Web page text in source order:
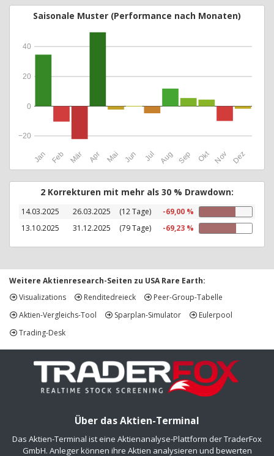
Saisonale Muster (Performance nach Monaten)
Jan Feb Mär Apr Mai Jun Jul Aug Sep Okt Nov Dez
−20
0
20
40
2 Korrekturen mit mehr als 30 % Drawdown:
14.03.2025 26.03.2025 (12 Tage)
-69,00 %
13.10.2025
31.12.2025 (79 Tage) -69,23 %
Weitere Aktienresearch-Seiten zu USA Rare Earth:
Visualizations
Renditedreieck
Peer-Group-Tabelle
Aktien-Vergleichs-Tool
Sparplan-Simulator
Eulerpool
Trading-Desk
Über das Aktien-Terminal
Das Aktien-Terminal ist eine Aktienanalyse-Plattform der TraderFox
GmbH. Anleger können ihre Aktien analysieren und bewerten